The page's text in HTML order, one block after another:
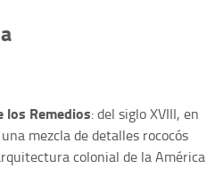
los Remedios: del siglo XVIII, en
mezcla de detalles rococós
colonial de la América